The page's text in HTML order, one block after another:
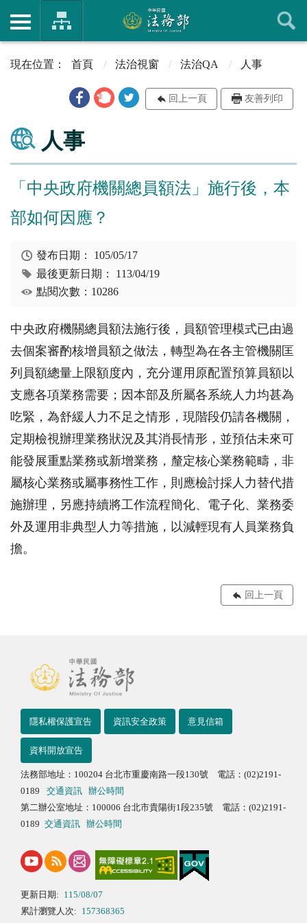
首頁 法治視窗 法治QA 人事
回上一頁 友善列印
人事
「中央政府機關總員額法」施行後，本
部如何因應？
發布日期： 105/05/17
最後更新日期： 113/04/19
點閱次數：10286
中央政府機關總員額法施行後，員額管理模式已由過
去個案審酌核增員額之做法，轉型為在各主管機關匡
列員額總量上限額度內，充分運用原配置預算員額以
支應各項業務需要；因本部及所屬各系統人力均甚為
吃緊，為舒緩人力不足之情形，現階段仍請各機關，
定期檢視辦理業務狀況及其消長情形，並預估未來可
能發展重點業務或新增業務，釐定核心業務範疇，非
屬核心業務或屬事務性工作，則應檢討採人力替代措
施辦理，另應持續將工作流程簡化、電子化、業務委
外及運用非典型人力等措施，以減輕現有人員業務負
擔。
回上一頁
隱私權保護宣告 資訊安全政策 意見信箱
資料開放宣告
法務部地址：100204 台北市重慶南路一段130號 電話：(02)2191-
0189
交通資訊
辦公時間
第二辦公室地址：100006 台北市貴陽街1段235號 電話：(02)2191-
0189 交通資訊 辦公時間
更新日期: 115/08/07
累計瀏覽人次: 157368365